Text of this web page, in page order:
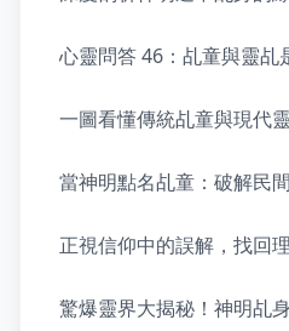
心靈問答 46：乩童與靈乩
一圖看懂傳統乩童與現代
當神明點名乩童：破解民
正視信仰中的誤解，找回
驚爆靈界大揭秘！神明乩